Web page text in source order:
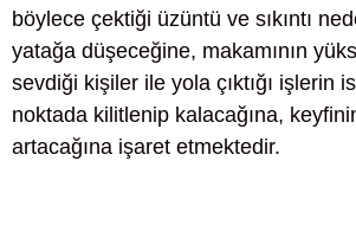
böylece çektiği üzüntü ve sıkıntı
yatağa düşeceğine, makamının
sevdiği kişiler ile yola çıktığı işlerin
noktada kilitlenip kalacağına,
artacağına işaret etmektedir.